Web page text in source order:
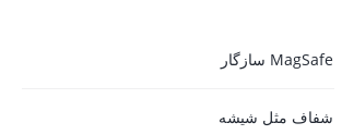
MagSafe سازگار
شفاف مثل شیشه